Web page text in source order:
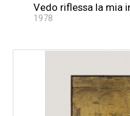
Vedo riflessa la mia
1978